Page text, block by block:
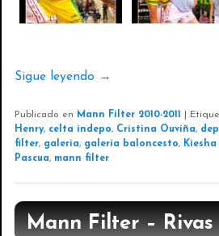
Sigue leyendo →
Publicado en Mann Filter 2010-2011
Henry, celta indepo, Cristina Ouviña,
filter, galeria, galeria baloncesto,
Pascua, mann filter
Mann Filter – Rivas